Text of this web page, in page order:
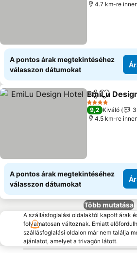
4.7 km-re
A pontos árak megtekintéséhez
válasszon dátumokat
Megosztás
EmiLu
4 Kategória
9,2 Kiváló
4.5 km-re
A pontos árak megtekintéséhez
válasszon dátumokat
Több mutatása
A szállásfoglalási oldalaktól kapott árak
folyamatosan változnak. Emiatt
szállásfoglalási oldalon már nem találja
ajánlatot, amelyet a trivagón látott.